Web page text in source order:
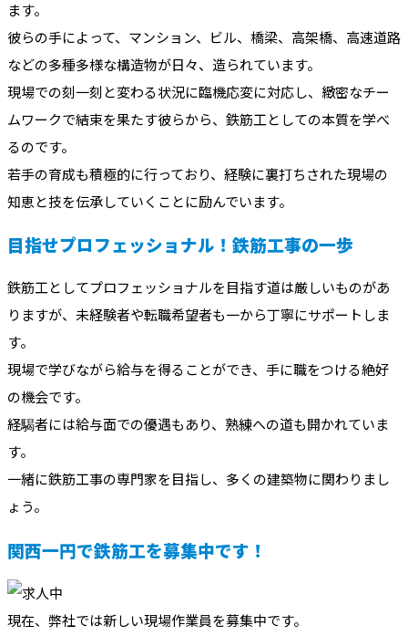
ます。
彼らの手によって、マンション、ビル、橋梁、高架橋、高速道路
などの多種多様な構造物が日々、造られています。
現場での刻一刻と変わる状況に臨機応変に対応し、緻密なチー
ムワークで結束を果たす彼らから、鉄筋工としての本質を学べ
るのです。
若手の育成も積極的に行っており、経験に裏打ちされた現場の
知恵と技を伝承していくことに励んでいます。
目指せプロフェッショナル！鉄筋工事の一歩
鉄筋工としてプロフェッショナルを目指す道は厳しいものがあ
りますが、未経験者や転職希望者も一から丁寧にサポートしま
す。
現場で学びながら給与を得ることができ、手に職をつける絶好
の機会です。
経騔者には給与面での優遇もあり、熟練への道も開かれていま
す。
一緒に鉄筋工事の専門家を目指し、多くの建築物に関わりまし
ょう。
関西一円で鉄筋工を募集中です！
現在、弊社では新しい現場作業員を募集中です。